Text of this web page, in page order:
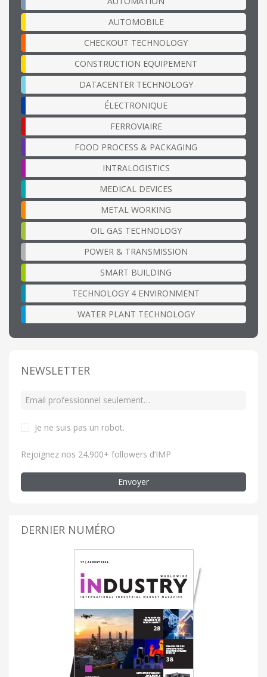
AUTOMOBILE
CHECKOUT TECHNOLOGY
CONSTRUCTION EQUIPEMENT
DATACENTER TECHNOLOGY
ÉLECTRONIQUE
FERROVIAIRE
FOOD PROCESS & PACKAGING
INTRALOGISTICS
MEDICAL DEVICES
METAL WORKING
OIL GAS TECHNOLOGY
POWER & TRANSMISSION
SMART BUILDING
TECHNOLOGY 4 ENVIRONMENT
WATER PLANT TECHNOLOGY
NEWSLETTER
Je ne suis pas un robot.
Rejoignez nos 24.900+ followers d’IMP
Envoyer
DERNIER NUMÉRO